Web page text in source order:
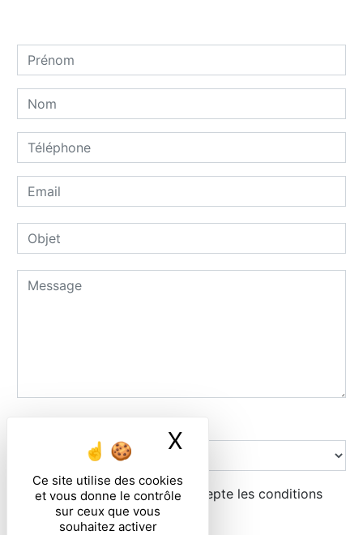
Ce site utilise des cookies
et vous donne le contrôle
sur ceux que vous
souhaitez activer
X Masquer le
En cochant cette case, j'accepte les conditions
particulières ci-dessous **